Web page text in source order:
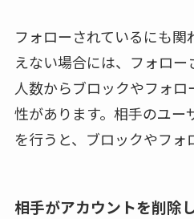
フォローされているにも
えない場合には、フォロ
人数からブロックやフォ
性があります。相手のユー
を行うと、ブロックやフォ
相手がアカウントを削除